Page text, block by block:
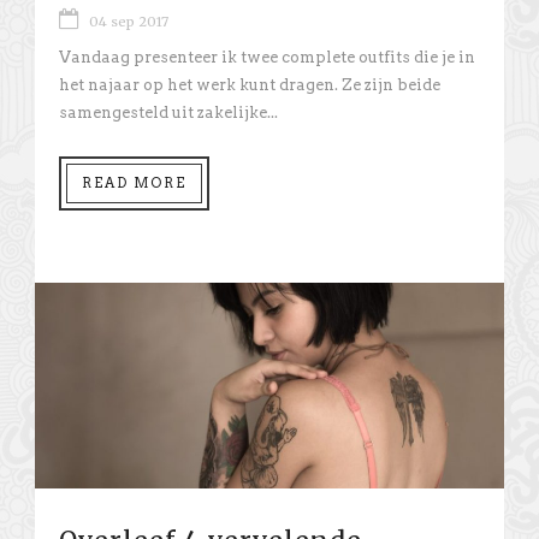
04 sep 2017
Vandaag presenteer ik twee complete outfits die je in
het najaar op het werk kunt dragen. Ze zijn beide
samengesteld uit zakelijke...
READ MORE